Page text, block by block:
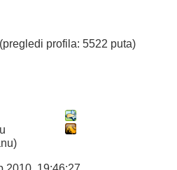
(pregledi profila: 5522 puta)